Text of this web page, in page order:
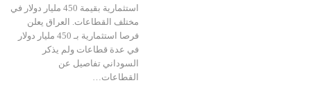
استثمارية بقيمة 450 مليار دولار في
مختلف القطاعات. العراق يعلن
فرصا استثمارية بـ 450 مليار دولار
في عدة قطاعات ولم يذكر
السوداني تفاصيل عن
القطاعات…